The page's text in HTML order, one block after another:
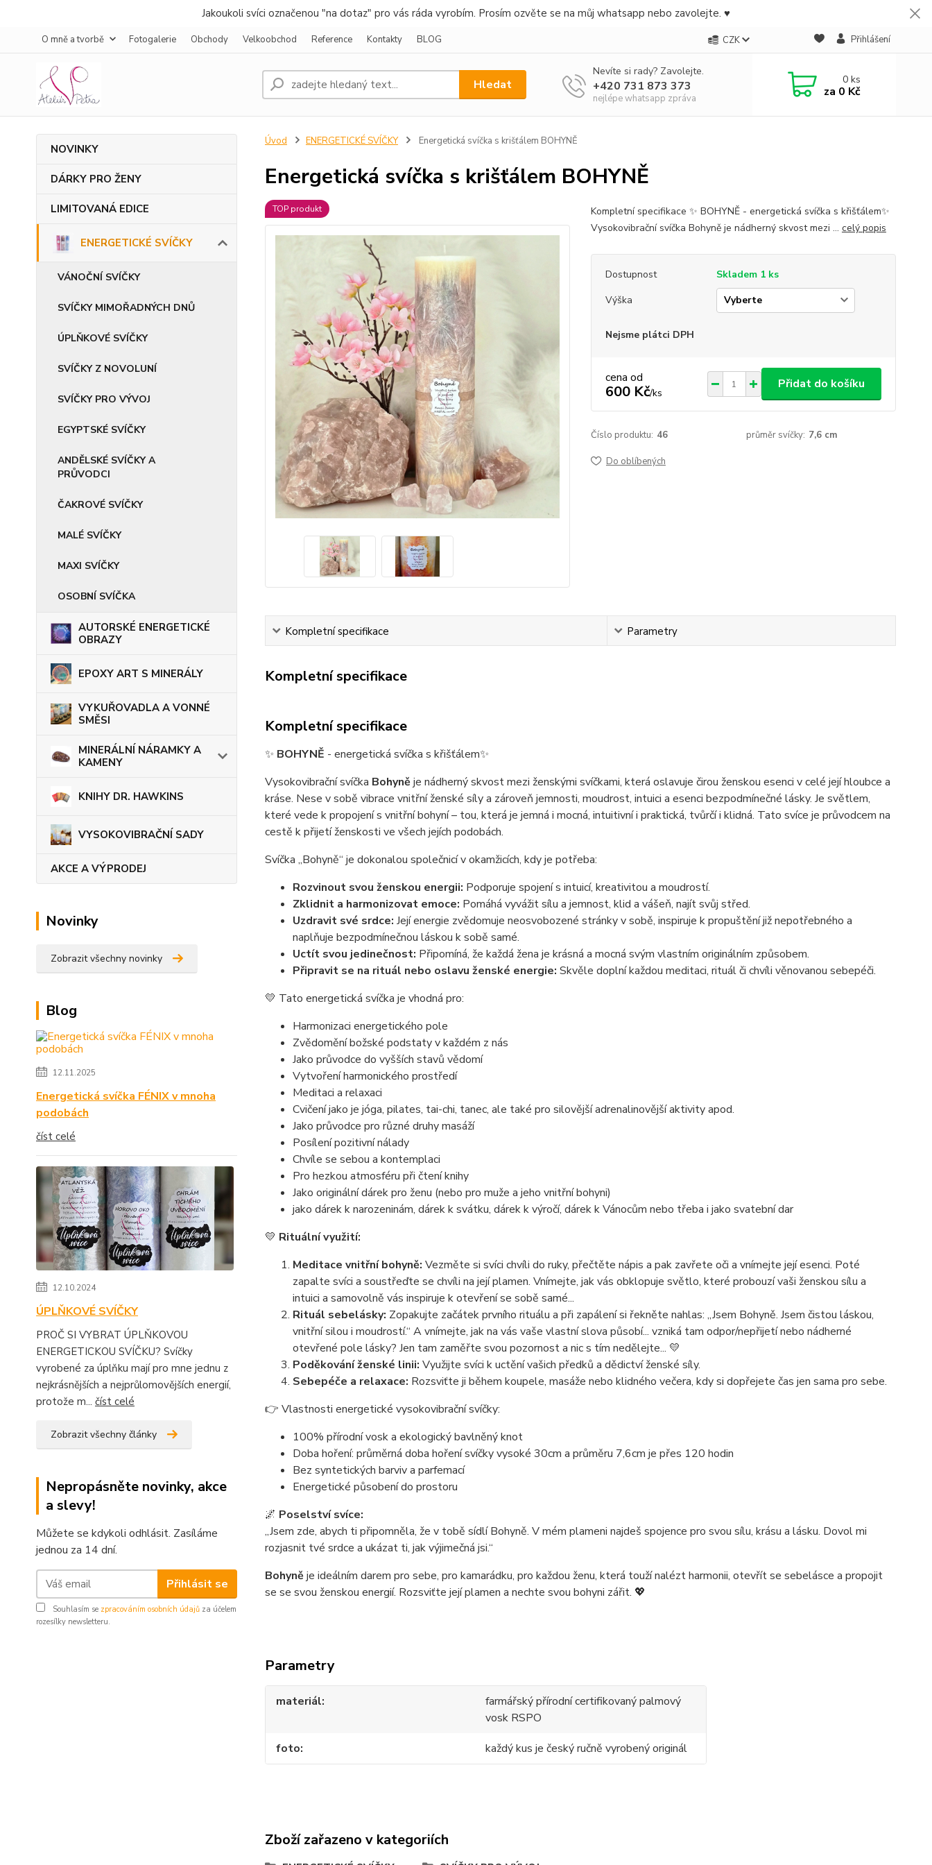
Jakoukoli svíci označenou "na dotaz" pro vás ráda vyrobím. Prosím ozvěte se na můj whatsapp nebo zavolejte. ♥
O mně a tvorbě Fotogalerie Obchody Velkoobchod Reference Kontakty BLOG CZK Přihlášení
Hledat
Nevíte si rady? Zavolejte.
+420 731 873 373
nejlépe whatsapp zpráva
0ks
za 0 Kč
NOVINKY
DÁRKY PRO ŽENY
LIMITOVANÁ EDICE
ENERGETICKÉ SVÍČKY
VÁNOČNÍ SVÍČKY
SVÍČKY MIMOŘADNÝCH DNŮ
ÚPLŇKOVÉ SVÍČKY
SVÍČKY Z NOVOLUNÍ
SVÍČKY PRO VÝVOJ
EGYPTSKÉ SVÍČKY
ANDĚLSKÉ SVÍČKY A
PRŮVODCI
ČAKROVÉ SVÍČKY
MALÉ SVÍČKY
MAXI SVÍČKY
OSOBNÍ SVÍČKA
AUTORSKÉ ENERGETICKÉ
OBRAZY
EPOXY ART S MINERÁLY
VYKUŘOVADLA A VONNÉ
SMĚSI
MINERÁLNÍ NÁRAMKY A
KAMENY
KNIHY DR. HAWKINS
VYSOKOVIBRAČNÍ SADY
AKCE A VÝPRODEJ
Novinky
Zobrazit všechny novinky
Blog
12.11.2025
Energetická svíčka FÉNIX v mnoha
podobách
číst celé
12.10.2024
ÚPLŇKOVÉ SVÍČKY
PROČ SI VYBRAT ÚPLŇKOVOU
ENERGETICKOU SVÍČKU? Svíčky
vyrobené za úplňku mají pro mne jednu z
nejkrásnějších a nejprůlomovějších energií,
protože m... číst celé
Zobrazit všechny články
Nepropásněte novinky, akce
a slevy!
Můžete se kdykoli odhlásit. Zasíláme
jednou za 14 dní.
Přihlásit se
Souhlasím se zpracováním osobních údajů za účelem
rozesílky newsletteru.
Úvod ENERGETICKÉ SVÍČKY Energetická svíčka s krišťálem BOHYNĚ
Energetická svíčka s krišťálem BOHYNĚ
TOP produkt
Kompletní specifikace ✨ BOHYNĚ - energetická svíčka s křišťálem✨
Vysokovibrační svíčka Bohyně je nádherný skvost mezi ... celý popis
Dostupnost
Skladem 1 ks
Výška
Nejsme plátci DPH
cena od
600 Kč/ks
Přidat do košíku
Číslo produktu: 46 průměr svíčky: 7,6 cm
Do oblíbených
Kompletní specifikace Parametry
Kompletní specifikace
Kompletní specifikace
✨ BOHYNĚ - energetická svíčka s křišťálem✨
Vysokovibrační svíčka Bohyně je nádherný skvost mezi ženskými svíčkami, která oslavuje čirou ženskou esenci v celé její hloubce a
kráse. Nese v sobě vibrace vnitřní ženské síly a zároveň jemnosti, moudrost, intuici a esenci bezpodmínečné lásky. Je světlem,
které vede k propojení s vnitřní bohyní – tou, která je jemná i mocná, intuitivní i praktická, tvůrčí i klidná. Tato svíce je průvodcem na
cestě k přijetí ženskosti ve všech jejích podobách.
Svíčka „Bohyně“ je dokonalou společnicí v okamžicích, kdy je potřeba:
Rozvinout svou ženskou energii: Podporuje spojení s intuicí, kreativitou a moudrostí.
Zklidnit a harmonizovat emoce: Pomáhá vyvážit sílu a jemnost, klid a vášeň, najít svůj střed.
Uzdravit své srdce: Její energie zvědomuje neosvobozené stránky v sobě, inspiruje k propuštění již nepotřebného a
naplňuje bezpodmínečnou láskou k sobě samé.
Uctít svou jedinečnost: Připomíná, že každá žena je krásná a mocná svým vlastním originálním způsobem.
Připravit se na rituál nebo oslavu ženské energie: Skvěle doplní každou meditaci, rituál či chvíli věnovanou sebepéči.
💛 Tato energetická svíčka je vhodná pro:
Harmonizaci energetického pole
Zvědomění božské podstaty v každém z nás
Jako průvodce do vyšších stavů vědomí
Vytvoření harmonického prostředí
Meditaci a relaxaci
Cvičení jako je jóga, pilates, tai-chi, tanec, ale také pro silovější adrenalinovější aktivity apod.
Jako průvodce pro různé druhy masáží
Posílení pozitivní nálady
Chvíle se sebou a kontemplaci
Pro hezkou atmosféru při čtení knihy
Jako originální dárek pro ženu (nebo pro muže a jeho vnitřní bohyni)
jako dárek k narozeninám, dárek k svátku, dárek k výročí, dárek k Vánocům nebo třeba i jako svatební dar
💛 Rituální využití:
Meditace vnitřní bohyně: Vezměte si svíci chvíli do ruky, přečtěte nápis a pak zavřete oči a vnímejte její esenci. Poté
zapalte svíci a soustřeďte se chvíli na její plamen. Vnímejte, jak vás obklopuje světlo, které probouzí vaši ženskou sílu a
intuici a samovolně vás inspiruje k otevření se sobě samé...
Rituál sebelásky: Zopakujte začátek prvního rituálu a při zapálení si řekněte nahlas: „Jsem Bohyně. Jsem čistou láskou,
vnitřní silou i moudrostí.“ A vnímejte, jak na vás vaše vlastní slova působí... vzniká tam odpor/nepřijetí nebo nádherné
otevřené pole lásky? Jen tam zaměřte svou pozornost a nic s tím nedělejte... 💛
Poděkování ženské linii: Využijte svíci k uctění vašich předků a dědictví ženské síly.
Sebepéče a relaxace: Rozsviťte ji během koupele, masáže nebo klidného večera, kdy si dopřejete čas jen sama pro sebe.
👉 Vlastnosti energetické vysokovibrační svíčky:
100% přírodní vosk a ekologický bavlněný knot
Doba hoření: průměrná doba hoření svíčky vysoké 30cm a průměru 7,6cm je přes 120 hodin
Bez syntetických barviv a parfemací
Energetické působení do prostoru
🌌 Poselství svíce:
„Jsem zde, abych ti připomněla, že v tobě sídlí Bohyně. V mém plameni najdeš spojence pro svou sílu, krásu a lásku. Dovol mi
rozjasnit tvé srdce a ukázat ti, jak výjimečná jsi.“
Bohyně je ideálním darem pro sebe, pro kamarádku, pro každou ženu, která touží nalézt harmonii, otevřít se sebelásce a propojit
se se svou ženskou energií. Rozsviťte její plamen a nechte svou bohyni zářit. 💖
Parametry
materiál
farmářský přírodní certifikovaný palmový
vosk RSPO
foto
každý kus je český ručně vyrobený originál
Zboží zařazeno v kategoriích